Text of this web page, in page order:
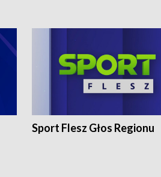
Sport Flesz Głos Regionu